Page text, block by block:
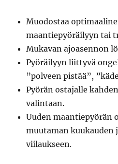
Muodostaa
maantiepyöräilyyn tai
Mukavan ajoasennon
Pyöräilyyn liittyvä
”polveen pistää”,
Pyörän ostajalle
valintaan.
Uuden maantiepyörän
muutaman kuukauden
viilaukseen.